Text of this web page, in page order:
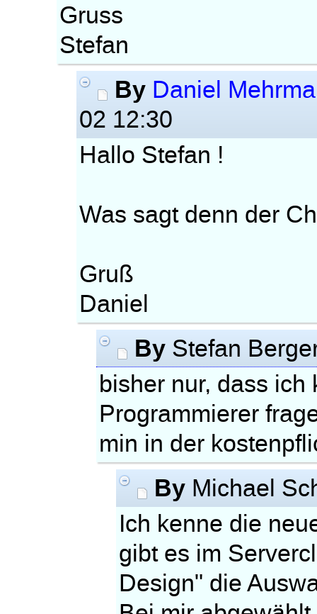
Gruss
Stefan
By Daniel
02 12:30
Hallo Stefan !
Was sagt denn der
Gruß
Daniel
By Stefan
bisher nur, dass
Programmierer
min in der
By Michael
Ich kenne die
gibt es im
Design" die